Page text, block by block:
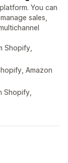
You can
sales,
Shopify,
Amazon
Shopify,